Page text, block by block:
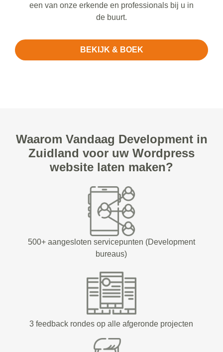
een van onze erkende en professionals bij u in
de buurt.
BEKIJK & BOEK
Waarom Vandaag Development in
Zuidland voor uw Wordpress
website laten maken?
500+ aangesloten servicepunten (Development
bureaus)
3 feedback rondes op alle afgeronde projecten